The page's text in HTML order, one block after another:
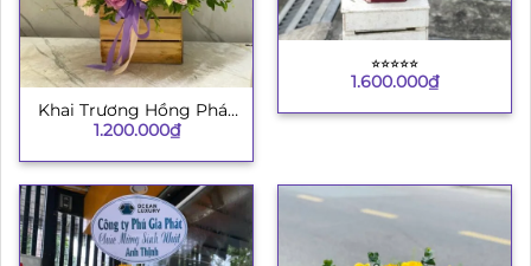
Khai Trương Hồng Phát
4
1.200.000₫
⭐︎⭐︎⭐︎⭐︎⭐︎
1.600.000₫